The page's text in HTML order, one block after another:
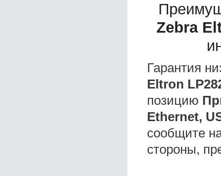
Zebra
Гарантия
Eltron
позицию
Ethernet,
сообщите
стороны,